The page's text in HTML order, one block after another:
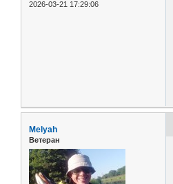
2026-03-21 17:29:06
Melyah
Ветеран